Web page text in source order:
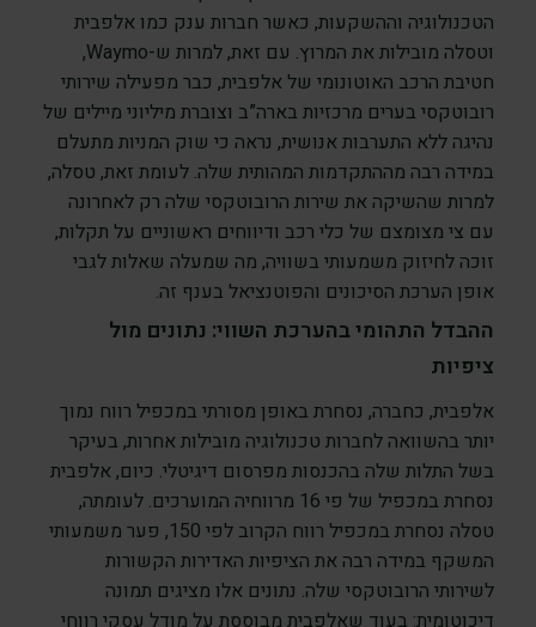
הטכנולוגיה וההשקעות, כאשר חברות ענק כמו אלפבית
וטסלה מובילות את המרוץ. עם זאת, למרות ש-Waymo,
חטיבת הרכב האוטונומי של אלפבית, כבר מפעילה שירותי
רובוטקסי בערים מרכזיות בארה”ב וצוברת מיליוני מיילים של
נהיגה ללא התערבות אנושית, נראה כי שוק המניות מתעלם
במידה רבה מההתקדמות המהותית שלה. לעומת זאת, טסלה,
למרות שהשיקה את שירות הרובוטקסי שלה רק לאחרונה
עם צי מצומצם של כלי רכב ודיווחים ראשוניים על תקלות,
זוכה לחיזוק משמעותי בשוויה, מה שמעלה שאלות לגבי
אופן הערכת הסיכונים והפוטנציאל בענף זה.
ההבדל התהומי בהערכת השווי: נתונים מול
ציפיות
אלפבית, כחברה, נסחרת באופן מסורתי במכפיל רווח נמוך
יותר בהשוואה לחברות טכנולוגיה מובילות אחרות, בעיקר
בשל התלות שלה בהכנסות מפרסום דיגיטלי. כיום, אלפבית
נסחרת במכפיל של פי 16 מרווחיה המוערכים. לעומתה,
טסלה נסחרת במכפיל רווח הקרוב לפי 150, פער משמעותי
המשקף במידה רבה את הציפיות האדירות הקשורות
לשירותי הרובוטקסי שלה. נתונים אלו מציגים תמונה
דיכוטומית: בעוד שאלפבית מבוססת על מודל עסקי רווחי